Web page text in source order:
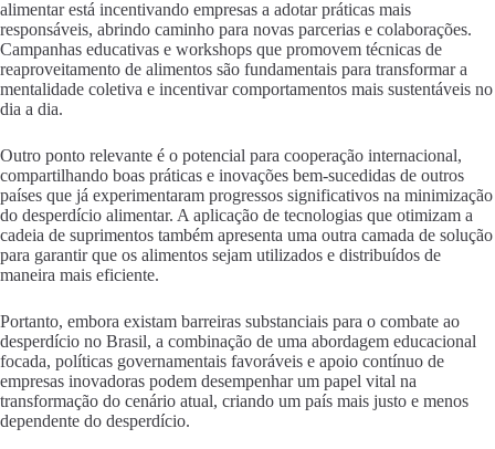
alimentar está incentivando empresas a adotar práticas mais
responsáveis, abrindo caminho para novas parcerias e colaborações.
Campanhas educativas e workshops que promovem técnicas de
reaproveitamento de alimentos são fundamentais para transformar a
mentalidade coletiva e incentivar comportamentos mais sustentáveis no
dia a dia.
Outro ponto relevante é o potencial para cooperação internacional,
compartilhando boas práticas e inovações bem-sucedidas de outros
países que já experimentaram progressos significativos na minimização
do desperdício alimentar. A aplicação de tecnologias que otimizam a
cadeia de suprimentos também apresenta uma outra camada de solução
para garantir que os alimentos sejam utilizados e distribuídos de
maneira mais eficiente.
Portanto, embora existam barreiras substanciais para o combate ao
desperdício no Brasil, a combinação de uma abordagem educacional
focada, políticas governamentais favoráveis e apoio contínuo de
empresas inovadoras podem desempenhar um papel vital na
transformação do cenário atual, criando um país mais justo e menos
dependente do desperdício.